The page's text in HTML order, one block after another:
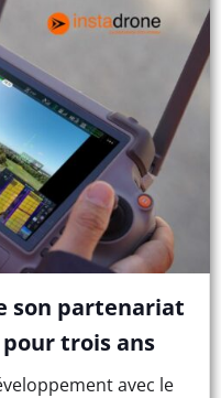
son partenariat
trois ans
avec le